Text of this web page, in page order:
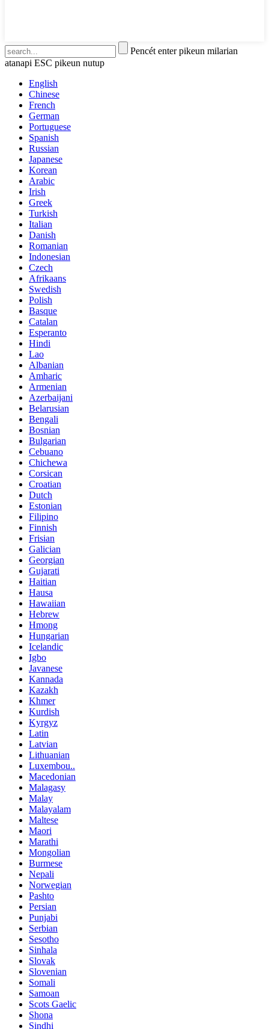
Pencét enter pikeun milarian
atanapi ESC pikeun nutup
English
Chinese
French
German
Portuguese
Spanish
Russian
Japanese
Korean
Arabic
Irish
Greek
Turkish
Italian
Danish
Romanian
Indonesian
Czech
Afrikaans
Swedish
Polish
Basque
Catalan
Esperanto
Hindi
Lao
Albanian
Amharic
Armenian
Azerbaijani
Belarusian
Bengali
Bosnian
Bulgarian
Cebuano
Chichewa
Corsican
Croatian
Dutch
Estonian
Filipino
Finnish
Frisian
Galician
Georgian
Gujarati
Haitian
Hausa
Hawaiian
Hebrew
Hmong
Hungarian
Icelandic
Igbo
Javanese
Kannada
Kazakh
Khmer
Kurdish
Kyrgyz
Latin
Latvian
Lithuanian
Luxembou..
Macedonian
Malagasy
Malay
Malayalam
Maltese
Maori
Marathi
Mongolian
Burmese
Nepali
Norwegian
Pashto
Persian
Punjabi
Serbian
Sesotho
Sinhala
Slovak
Slovenian
Somali
Samoan
Scots Gaelic
Shona
Sindhi